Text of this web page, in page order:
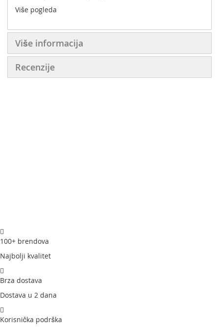
Više pogleda
Više informacija
Recenzije
100+ brendova
Najbolji kvalitet
Brza dostava
Dostava u 2 dana
Korisnička podrška